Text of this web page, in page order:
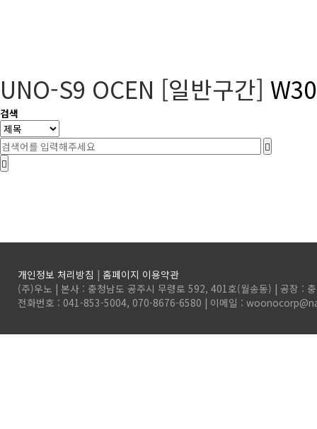
UNO-S9 OCEN [일반구간]
검색
개인정보 처리방침 | 홈페이지 이용약관
(주)우노 | 본사 : 충청남도 공주시 무령로 592, 401호(월송동) | 공장 :
전화번호 : 041-853-5004, 070-8676-6580 | 이메일 :